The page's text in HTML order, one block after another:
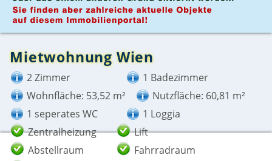
Mietwohnung Wien
2 Zimmer
1 Badezimmer
Wohnfläche: 53,52 m²
Nutzfläche: 60,81 m²
1 seperates WC
1 Loggia
Zentralheizung
Lift
Abstellraum
Fahrradraum